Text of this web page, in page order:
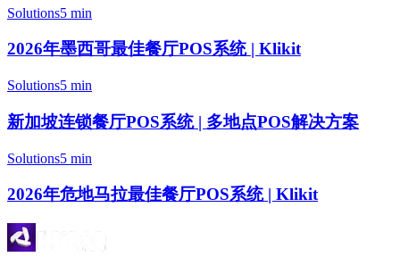
Solutions5 min
2026年墨西哥最佳餐厅POS系统 | Klikit
Solutions5 min
新加坡连锁餐厅POS系统 | 多地点POS解决方案
Solutions5 min
2026年危地马拉最佳餐厅POS系统 | Klikit